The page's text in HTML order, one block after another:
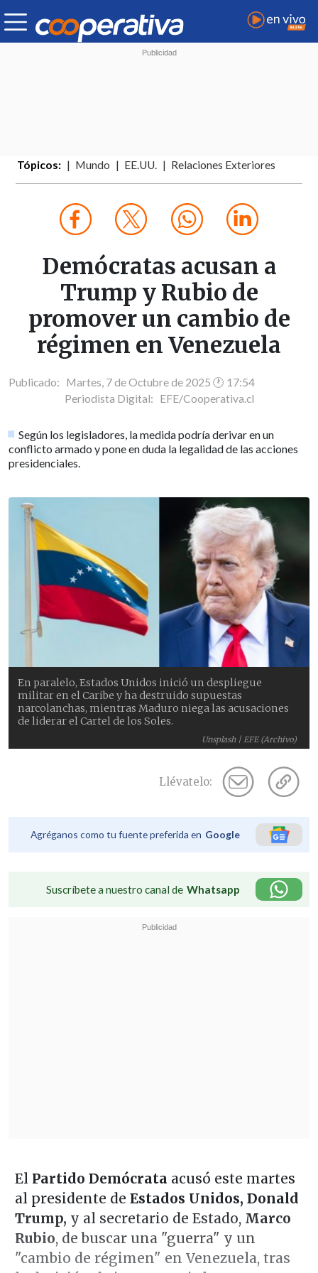
Tópicos: Mundo EE.UU. Relaciones Exteriores
Demócratas acusan a
Trump y Rubio de
promover un cambio de
régimen en Venezuela
Publicado: Martes, 7 de Octubre de 2025 🕐 17:54
Periodista Digital: EFE/Cooperativa.cl
Según los legisladores, la medida podría derivar en un
conflicto armado y pone en duda la legalidad de las acciones
presidenciales.
Unsplash | EFE (Archivo)
En paralelo, Estados Unidos inició un despliegue
militar en el Caribe y ha destruido supuestas
narcolanchas, mientras Maduro niega las acusaciones
de liderar el Cartel de los Soles.
Llévatelo:
Agréganos como tu fuente preferida en Google
Suscríbete a nuestro canal de Whatsapp
El Partido Demócrata acusó este martes
al presidente de Estados Unidos, Donald
Trump, y al secretario de Estado, Marco
Rubio, de buscar una "guerra" y un
"cambio de régimen" en Venezuela, tras